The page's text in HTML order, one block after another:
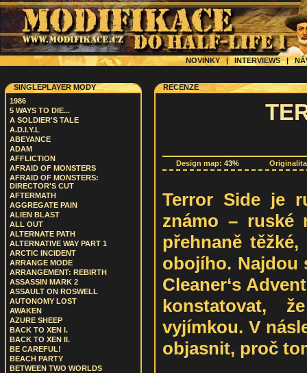
NOVINKY | INTERVIEWS|
SINGLEPLAYER MODY
1986
5 WAYS TO DIE...
A SOLDIER'S TALE
A.D.I.Y.L
ABEYANCE
ADAM
AFFLICTION
AFRAID OF MONSTERS
AFRAID OF MONSTERS:
DIRECTOR'S CUT
AFTERMATH
AGGREGATE PAIN
ALIEN BLAST
ALL OUT
ALTERNATE PATH
ALTERNATIVE WAY PART 1
ARCTIC INCIDENT
ARRANGE MODE
ARRANGEMENT: REBIRTH
ASSASSIN MARK 2
ASSAULT ON ROSWELL
AUTONOMY LOST
AWAKEN
AZURE SHEEP
BACK TO XEN I.
BACK TO XEN II.
BE CAREFUL!
BEACH PARTY
BETWEEN TWO WORLDS
RECENZE
Design map: 43%
Terror Side je
známo – ruské
přehnaně
obojího. Najdou
Cleaner‘s
konstatovat,
vyjímkou. V
objasnit, proč